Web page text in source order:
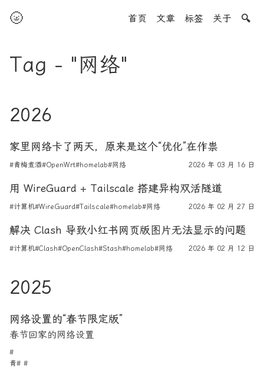
🌝 首页 文章 标签 关于 🔍
Tag - "网络"
2026
家里网络卡了两天，原来是这个“优化”在作祟
#青梅煮酒#OpenWrt#homelab#网络 2026 年 03 月 16 日
用 WireGuard + Tailscale 搭建异构双活隧道
#计算机#WireGuard#Tailscale#homelab#网络 2026 年 02 月 27 日
解决 Clash 导致小红书网页版图片无法显示的问题
#计算机#Clash#OpenClash#Stash#homelab#网络 2026 年 02 月 12 日
2025
网络设置的“春节限定版”
春节回家的网络设置
#
青# #